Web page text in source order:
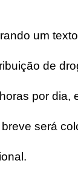
um
de
por dia,
será